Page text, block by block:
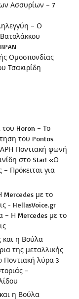
Ασσυρίων – 7
– Ο
Ομοσπονδίας
Τσακιρίδη
του Horon – Το
του Pontos
Ποντιακή φωνή
στο Star! «Ο
– Πρόκειται για
Mercedes με το
- HellasVoice.gr
– Η Mercedes με το
και η Βούλα
της μεταλλικής
Ποντιακή λύρα 3
–
η Βούλα